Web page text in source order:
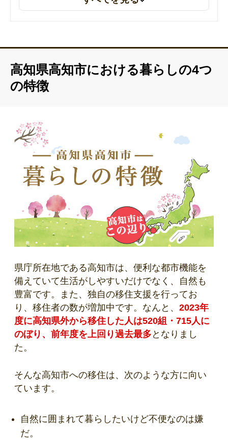
移住に関する問い合わせ先の担当部署を「移住・定住促進室」か
ら「高知市 移住・定住促進課」へ修正しました
高知県高知市における暮らしの4つ
の特徴
県庁所在地である高知市は、便利な都市機能を
備えていて生活がしやすいだけでなく、自然も
豊富です。また、独自の移住支援を行ってお
り、移住者の数が増加中です。なんと、 2023年
度に高知県外から移住した人は520組・715人に
のぼり、前年度を上回り過去最多 となりまし
た。
そんな高知市への移住は、次のような方に向い
ています。
自然に囲まれて暮らしたいけど不便なのは嫌
だ。